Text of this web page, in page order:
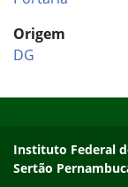
Origem
DG
Endereço
Instituto Federal
Sertão